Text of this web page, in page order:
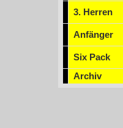
3. Herren
Anfänger
Six Pack
Archiv